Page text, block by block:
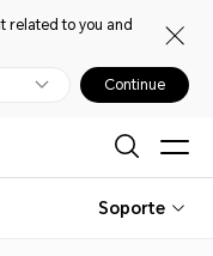
related to you and
Continue
Soporte